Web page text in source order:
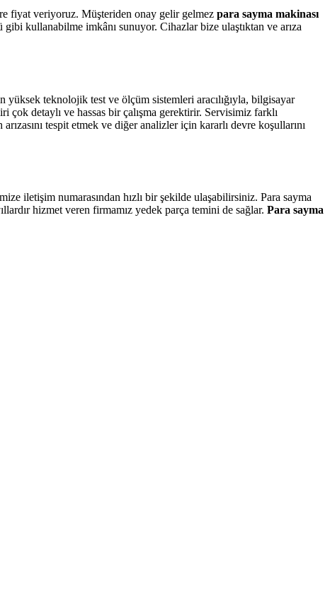
fiyat veriyoruz. Müşteriden onay gelir gelmez para sayma makinası
gibi kullanabilme imkânı sunuyor. Cihazlar bize ulaştıktan ve arıza
yüksek teknolojik test ve ölçüm sistemleri aracılığıyla, bilgisayar
çok detaylı ve hassas bir çalışma gerektirir. Servisimiz farklı
tespit etmek ve diğer analizler için kararlı devre koşullarını
iletişim numarasından hızlı bir şekilde ulaşabilirsiniz. Para sayma
hizmet veren firmamız yedek parça temini de sağlar. Para sayma